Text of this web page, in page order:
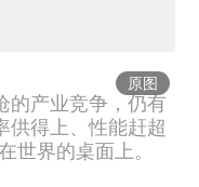
原图
的产业竞争，仍有
供得上、性能赶超
世界的桌面上。